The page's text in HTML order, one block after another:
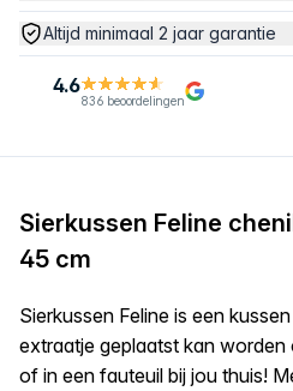
Altijd minimaal 2 jaar garantie
4.6
836 beoordelingen
Sierkussen Feline
45 cm
Sierkussen Feline is een
extraatje geplaatst kan worden
of in een fauteuil bij jou thuis!